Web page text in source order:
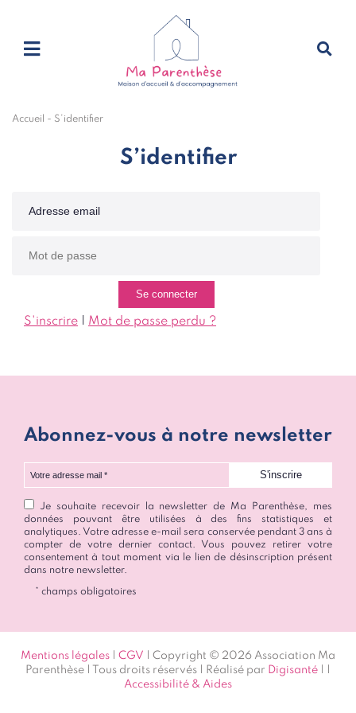
Accueil - S’identifier
S’identifier
S'inscrire Mot de passe perdu ?
Abonnez-vous à notre newsletter
Votre adresse mail
Je souhaite recevoir la newsletter de Ma Parenthèse, mes
données pouvant être utilisées à des fins statistiques et
analytiques. Votre adresse e-mail sera conservée pendant 3 ans à
compter de votre dernier contact. Vous pouvez retirer votre
consentement à tout moment via le lien de désinscription présent
dans notre newsletter.
* champs obligatoires
Mentions légales CGV | Copyright © 2026 Association Ma
Parenthèse | Tous droits réservés | Réalisé par Digisanté
Accessibilité & Aides